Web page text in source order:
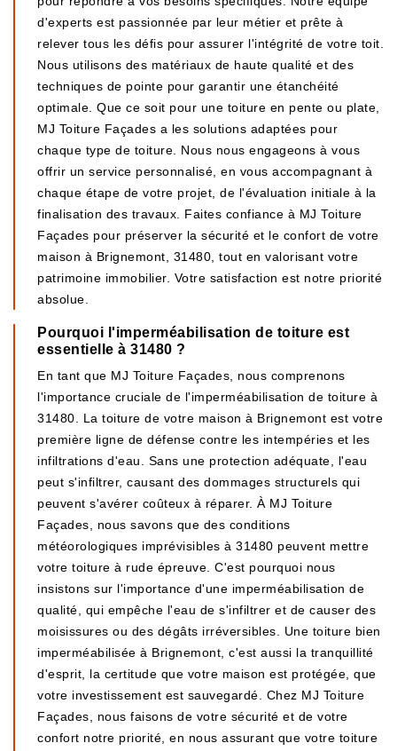
d'experts est passionnée par leur métier et prête à
relever tous les défis pour assurer l'intégrité de votre toit.
Nous utilisons des matériaux de haute qualité et des
techniques de pointe pour garantir une étanchéité
optimale. Que ce soit pour une toiture en pente ou plate,
MJ Toiture Façades a les solutions adaptées pour
chaque type de toiture. Nous nous engageons à vous
offrir un service personnalisé, en vous accompagnant à
chaque étape de votre projet, de l'évaluation initiale à la
finalisation des travaux. Faites confiance à MJ Toiture
Façades pour préserver la sécurité et le confort de votre
maison à Brignemont, 31480, tout en valorisant votre
patrimoine immobilier. Votre satisfaction est notre priorité
absolue.
Pourquoi l'imperméabilisation de toiture est
essentielle à 31480 ?
En tant que MJ Toiture Façades, nous comprenons
l'importance cruciale de l'imperméabilisation de toiture à
31480. La toiture de votre maison à Brignemont est votre
première ligne de défense contre les intempéries et les
infiltrations d'eau. Sans une protection adéquate, l'eau
peut s'infiltrer, causant des dommages structurels qui
peuvent s'avérer coûteux à réparer. À MJ Toiture
Façades, nous savons que des conditions
météorologiques imprévisibles à 31480 peuvent mettre
votre toiture à rude épreuve. C'est pourquoi nous
insistons sur l'importance d'une imperméabilisation de
qualité, qui empêche l'eau de s'infiltrer et de causer des
moisissures ou des dégâts irréversibles. Une toiture bien
imperméabilisée à Brignemont, c'est aussi la tranquillité
d'esprit, la certitude que votre maison est protégée, que
votre investissement est sauvegardé. Chez MJ Toiture
Façades, nous faisons de votre sécurité et de votre
confort notre priorité, en nous assurant que votre toiture